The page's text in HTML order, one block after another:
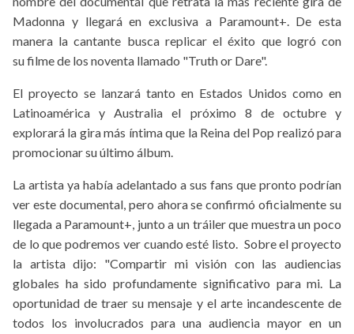
Madonna y llegará en exclusiva a Paramount+. De esta
manera la cantante busca replicar el éxito que logró con
su filme de los noventa llamado "Truth or Dare".
El proyecto se lanzará tanto en Estados Unidos como en
Latinoamérica y Australia el próximo 8 de octubre y
explorará la gira más íntima que la Reina del Pop realizó para
promocionar su último álbum.
La artista ya había adelantado a sus fans que pronto podrían
ver este documental, pero ahora se confirmó oficialmente su
llegada a Paramount+, junto a un tráiler que muestra un poco
de lo que podremos ver cuando esté listo. Sobre el proyecto
la artista dijo: "Compartir mi visión con las audiencias
globales ha sido profundamente significativo para mi. La
oportunidad de traer su mensaje y el arte incandescente de
todos los involucrados para una audiencia mayor en un